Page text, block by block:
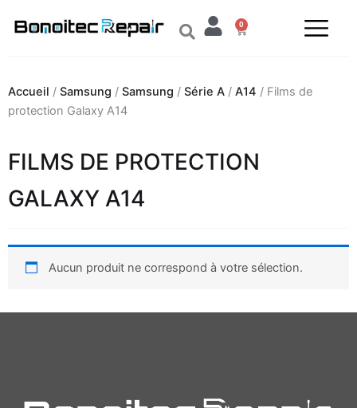
0
Panier
Accueil / Samsung / Samsung / Série A / A14 / Films de
protection Galaxy A14
FILMS DE PROTECTION
GALAXY A14
Aucun produit ne correspond à votre sélection.